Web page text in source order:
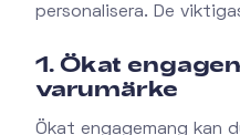
personalisera. De
1. Ökat
varumärke
Ökat engagemang kan